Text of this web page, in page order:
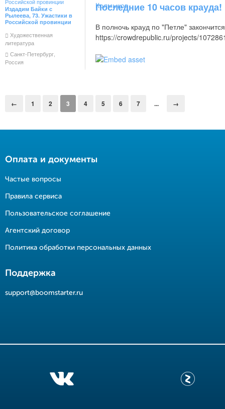
Издадим Байки с
Рылеева, 73. Ужастики в
Российской провинции
Художественная
литература
Санкт-Петербург,
Россия
Последние 10 часов крауда!
В полночь крауд по "Петле"
https://crowdrepublic.ru/projects/
1 2 3 4 5 6 7 ...
Оплата и документы
Частые вопросы
Правила сервиса
Пользовательское соглашение
Агентский договор
Политика обработки персональных данных
Поддержка
support@boomstarter.ru